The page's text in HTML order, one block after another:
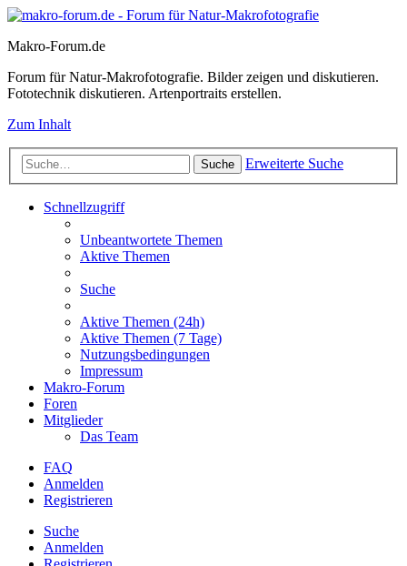
Makro-Forum.de
Forum für Natur-Makrofotografie. Bilder zeigen und diskutieren.
Fototechnik diskutieren. Artenportraits erstellen.
Zum Inhalt
Suche Erweiterte Suche
Schnellzugriff
Unbeantwortete Themen
Aktive Themen
Suche
Aktive Themen (24h)
Aktive Themen (7 Tage)
Nutzungsbedingungen
Impressum
Makro-Forum
Foren
Mitglieder
Das Team
FAQ
Anmelden
Registrieren
Suche
Anmelden